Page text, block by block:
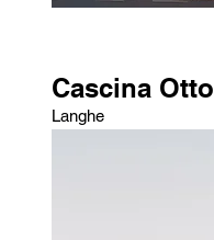
Cascina Otto
Langhe